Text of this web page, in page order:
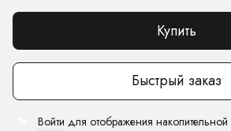
Купить
Быстрый заказ
Войти для отображения накопительной